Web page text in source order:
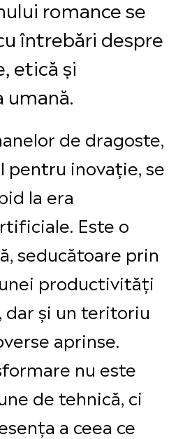
romance se
întrebări despre
etică și
umană.
de dragoste,
inovație, se
la era
Este o
seducătoare prin
productivități
dar și un teritoriu
aprinse.
nu este
de tehnică, ci
a ceea ce